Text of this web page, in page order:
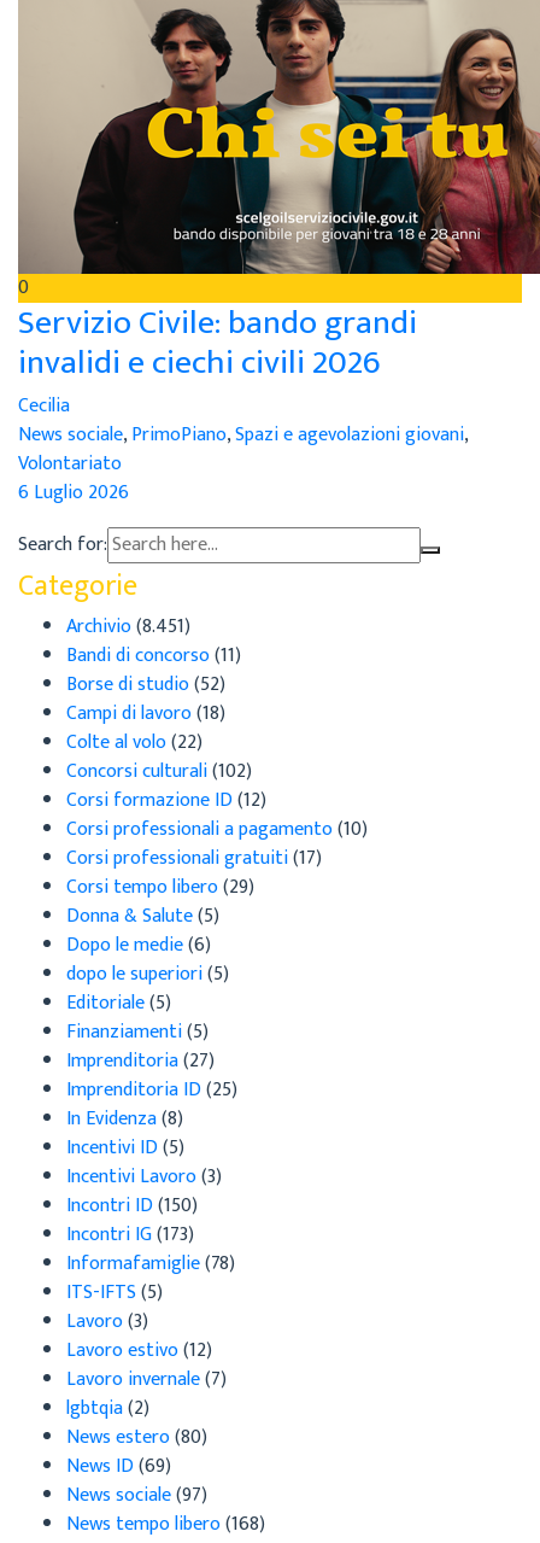
0
Servizio Civile: bando grandi
invalidi e ciechi civili 2026
Cecilia
News sociale,PrimoPiano,Spazi e agevolazioni giovani,
Volontariato
6 Luglio 2026
Search for:
Categorie
Archivio(8.451)
Bandi di concorso(11)
Borse di studio(52)
Campi di lavoro(18)
Colte al volo(22)
Concorsi culturali(102)
Corsi formazione ID(12)
Corsi professionali a pagamento(10)
Corsi professionali gratuiti(17)
Corsi tempo libero(29)
Donna & Salute(5)
Dopo le medie(6)
dopo le superiori(5)
Editoriale(5)
Finanziamenti(5)
Imprenditoria(27)
Imprenditoria ID(25)
In Evidenza(8)
Incentivi ID(5)
Incentivi Lavoro(3)
Incontri ID(150)
Incontri IG(173)
Informafamiglie(78)
ITS-IFTS(5)
Lavoro(3)
Lavoro estivo(12)
Lavoro invernale(7)
lgbtqia(2)
News estero(80)
News ID(69)
News sociale(97)
News tempo libero(168)